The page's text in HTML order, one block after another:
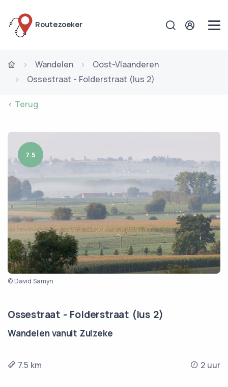
Routezoeker
Wandelen
Oost-Vlaanderen
Ossestraat - Folderstraat (lus 2)
< Terug
7.5
© David Samyn
Ossestraat - Folderstraat (lus 2)
Wandelen vanuit Zulzeke
7.5 km 2 uur